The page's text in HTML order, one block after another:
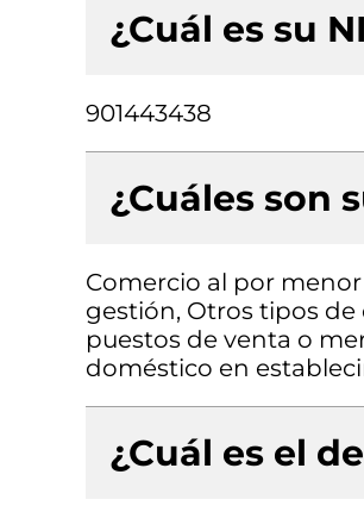
¿Cuál es su
901443438
¿Cuáles son
Comercio al por
gestión, Otros tipos
puestos de venta o
doméstico en
¿Cuál es el